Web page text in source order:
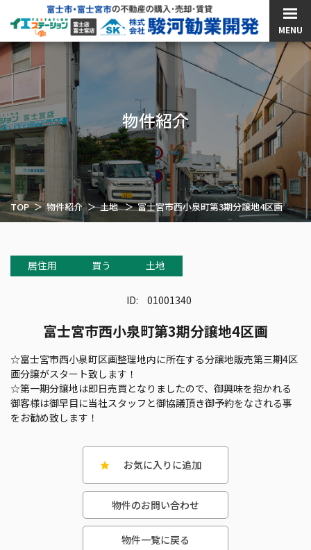
MENU
物件紹介
TOP 物件紹介 土地 富士宮市西小泉町第3期分譲地4区画
居住用 買う 土地
ID: 01001340
富士宮市西小泉町第3期分譲地4区画
☆富士宮市西小泉町区画整理地内に所在する分譲地販売第三期4区
画分譲がスタート致します！
☆第一期分譲地は即日売買となりましたので、御興味を抱かれる
御客様は御早目に当社スタッフと御協議頂き御予約をなされる事
をお勧め致します！
お気に入りに追加
物件のお問い合わせ
物件一覧に戻る